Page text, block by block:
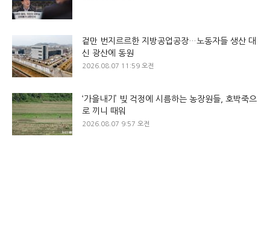
겉만 번지르르한 지방공업공장…노동자들 생산 대
신 광산에 동원
2026.08.07 11:59 오전
‘가을내기’ 빚 걱정에 시름하는 농장원들, 호박죽으
로 끼니 때워
2026.08.07 9:57 오전